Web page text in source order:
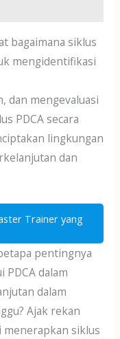
bagaimana siklus
mengidentifikasi
dan mengevaluasi
PDCA secara
lingkungan
dan
Trainer yang
pentingnya
dalam
dalam
Ajak rekan
menerapkan siklus